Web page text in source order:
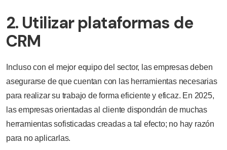
2. Utilizar plataformas de
CRM
Incluso con el mejor equipo del sector, las empresas deben
asegurarse de que cuentan con las herramientas necesarias
para realizar su trabajo de forma eficiente y eficaz. En 2025,
las empresas orientadas al cliente dispondrán de muchas
herramientas sofisticadas creadas a tal efecto; no hay razón
para no aplicarlas.